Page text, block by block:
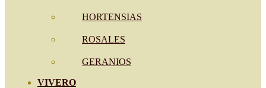
HORTENSIAS
ROSALES
GERANIOS
VIVERO